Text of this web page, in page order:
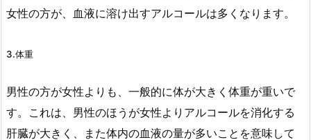
女性の方が、血液に溶け出すアルコールは多くなります。
3.体重
男性の方が女性よりも、一般的に体が大きく体重が重いで
す。これは、男性のほうが女性よりアルコールを消化する
肝臓が大きく、また体内の血液の量が多いことを意味して